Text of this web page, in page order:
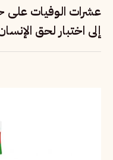
عشرات الوفيات على
إلى اختبار لحق